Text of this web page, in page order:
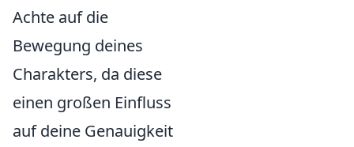
Achte auf die
Bewegung deines
Charakters, da diese
einen großen Einfluss
auf deine Genauigkeit